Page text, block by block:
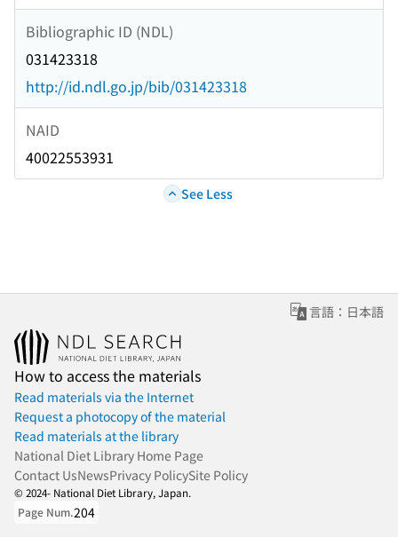
Bibliographic ID (NDL)
031423318
http://id.ndl.go.jp/bib/031423318
NAID
40022553931
See Less
言語：日本語
How to access the materials
Read materials via the Internet
Request a photocopy of the material
Read materials at the library
National Diet Library Home Page
Contact UsNewsPrivacy PolicySite Policy
© 2024- National Diet Library, Japan.
Page Num.204